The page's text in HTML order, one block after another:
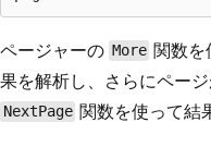
ページャーの More 関数を
果を解析し、さらにペー
NextPage 関数を使って結